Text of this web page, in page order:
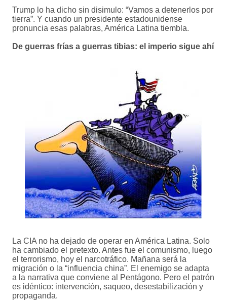
Trump lo ha dicho sin disimulo: “Vamos a detenerlos por
tierra”. Y cuando un presidente estadounidense
pronuncia esas palabras, América Latina tiembla.
De guerras frías a guerras tibias: el imperio sigue ahí
La CIA no ha dejado de operar en América Latina. Solo
ha cambiado el pretexto. Antes fue el comunismo, luego
el terrorismo, hoy el narcotráfico. Mañana será la
migración o la “influencia china”. El enemigo se adapta
a la narrativa que conviene al Pentágono. Pero el patrón
es idéntico: intervención, saqueo, desestabilización y
propaganda.